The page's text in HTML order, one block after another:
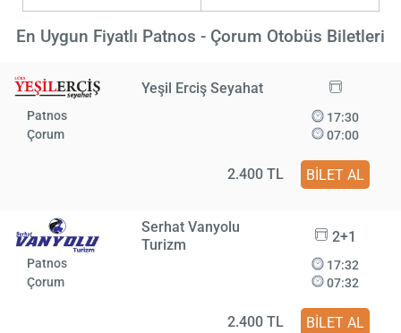
En Uygun Fiyatlı Patnos - Çorum Otobüs Biletleri
Yeşil Erciş Seyahat
Patnos
Çorum
17:30
07:00
2.400 TL BİLET AL
Serhat Vanyolu
Turizm
2+1
Patnos
Çorum
17:32
07:32
2.400 TL BİLET AL